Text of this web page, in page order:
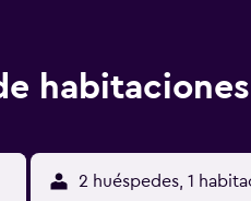
2 huéspedes, 1